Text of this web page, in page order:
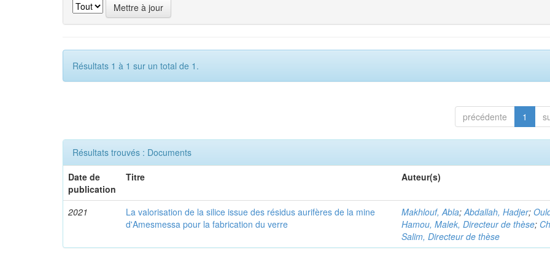
Résultats 1 à 1 sur un total de 1.
précédente 1
Résultats trouvés : Documents
Date de
publication
Titre Auteur(s)
2021
La valorisation de la silice issue des résidus aurifères de la mine
d'Amesmessa pour la fabrication du verre
Makhlouf, Abla;Abdallah, Hadjer;
Hamou, Malek, Directeur de thèse;
Salim, Directeur de thèse